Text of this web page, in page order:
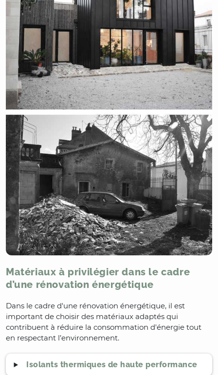
Matériaux à privilégier dans le cadre
d’une rénovation énergétique
Dans le cadre d'une rénovation énergétique, il est
important de choisir des matériaux adaptés qui
contribuent à réduire la consommation d'énergie tout
en respectant l’environnement.
Isolants thermiques de haute performance